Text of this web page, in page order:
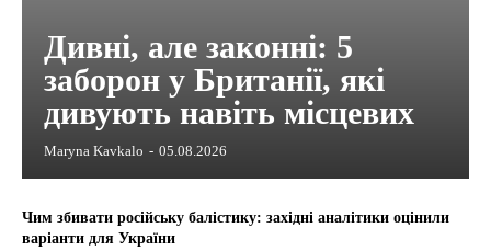
Дивні, але законні: 5
заборон у Британії, які
дивують навіть місцевих
Maryna Kavkalo - 05.08.2026
Чим збивати російську балістику: західні аналітики оцінили
варіанти для України